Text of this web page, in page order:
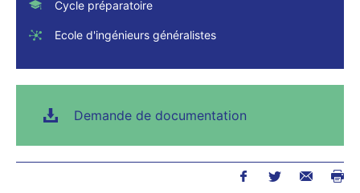
Cycle préparatoire
Ecole d'ingénieurs généralistes
Demande de documentation